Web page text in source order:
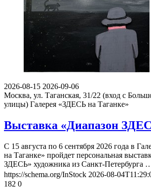
2026-08-15 2026-09-06
Москва, ул. Таганская, 31/22 (вход с
улицы) Галерея «ЗДЕСЬ на Таганке»
Выставка «Диапазон
С 15 августа по 6 сентября 2026 года в
на Таганке» пройдет персональная
ЗДЕСЬ» художника из Санкт-Петербурга
https://schema.org/InStock 2026-08-
182 0